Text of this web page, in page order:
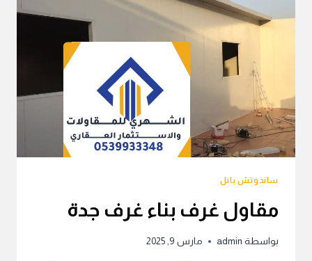
ساندوتش بانل
مقاول غرف بناء غرف جدة
بواسطة admin مارس 9, 2025